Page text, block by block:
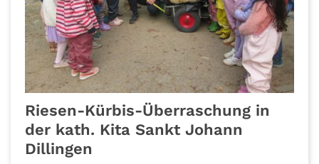
Riesen-Kürbis-Überraschung in
der kath. Kita Sankt Johann
Dillingen